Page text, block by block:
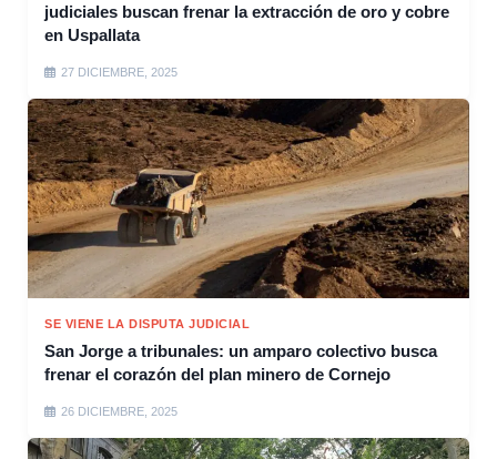
judiciales buscan frenar la extracción de oro y cobre
en Uspallata
27 DICIEMBRE, 2025
SE VIENE LA DISPUTA JUDICIAL
San Jorge a tribunales: un amparo colectivo busca
frenar el corazón del plan minero de Cornejo
26 DICIEMBRE, 2025